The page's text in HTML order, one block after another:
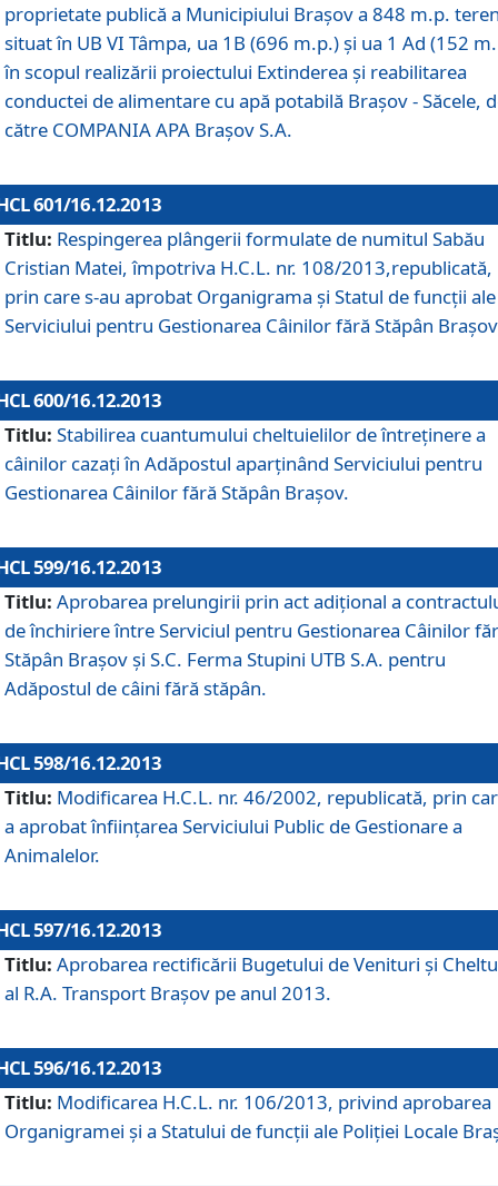
proprietate publică a Municipiului Braşov a 848 m.p.
situat în UB VI Tâmpa, ua 1B (696 m.p.) şi ua 1 Ad (152
în scopul realizării proiectului Extinderea şi reabilitarea
conductei de alimentare cu apă potabilă Braşov - Săcele,
către COMPANIA APA Braşov S.A.
601/16.12.2013
Titlu: Respingerea plângerii formulate de numitul Sabău
Cristian Matei, împotriva H.C.L. nr. 108/2013,republicată,
prin care s-au aprobat Organigrama şi Statul de funcţii ale
Serviciului pentru Gestionarea Câinilor fără Stăpân
600/16.12.2013
Titlu: Stabilirea cuantumului cheltuielilor de întreţinere a
câinilor cazaţi în Adăpostul aparţinând Serviciului pentru
Gestionarea Câinilor fără Stăpân Braşov.
599/16.12.2013
Titlu: Aprobarea prelungirii prin act adiţional a
de închiriere între Serviciul pentru Gestionarea Câinilor
Stăpân Braşov şi S.C. Ferma Stupini UTB S.A. pentru
Adăpostul de câini fără stăpân.
598/16.12.2013
Titlu: Modificarea H.C.L. nr. 46/2002, republicată, prin
a aprobat înfiinţarea Serviciului Public de Gestionare a
Animalelor.
597/16.12.2013
Titlu: Aprobarea rectificării Bugetului de Venituri şi
al R.A. Transport Braşov pe anul 2013.
596/16.12.2013
Titlu: Modificarea H.C.L. nr. 106/2013, privind aprobarea
Organigramei şi a Statului de funcţii ale Poliţiei Locale